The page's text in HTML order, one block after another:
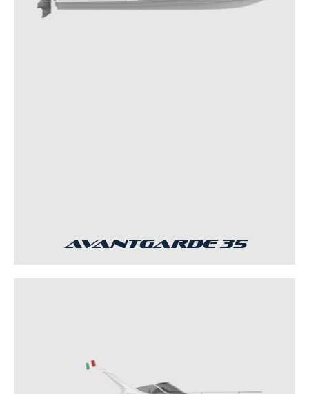
Avantgarde 35